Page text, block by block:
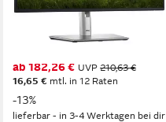
1920 x 1080 px, Full HD Auflösung
Reaktionszeit
Bildwiederholfrequenz
ab 182,26 € UVP 210,63 €
16,65 € mtl. in 12 Raten
-13%
lieferbar - in 3-4 Werktagen bei dir